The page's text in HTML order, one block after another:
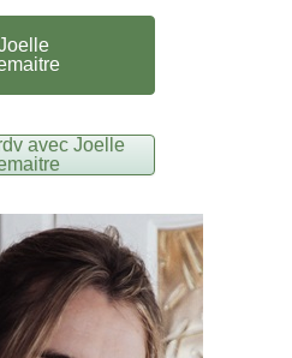
avec Joelle